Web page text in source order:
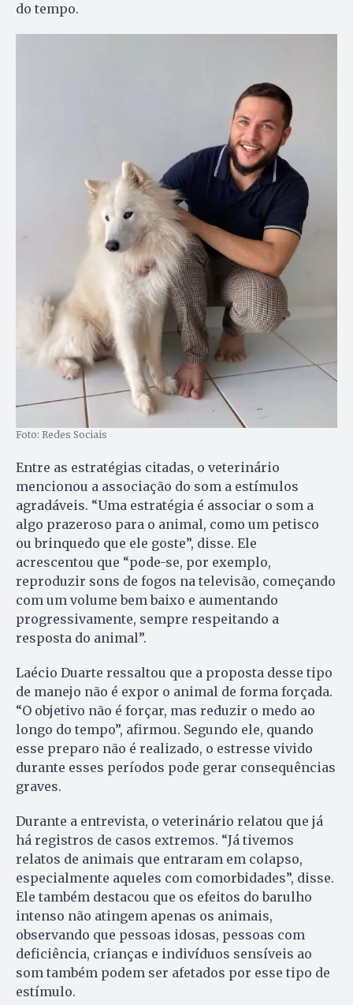
do tempo.
Foto: Redes Sociais
Entre as estratégias citadas, o veterinário
mencionou a associação do som a estímulos
agradáveis. “Uma estratégia é associar o som a
algo prazeroso para o animal, como um petisco
ou brinquedo que ele goste”, disse. Ele
acrescentou que “pode-se, por exemplo,
reproduzir sons de fogos na televisão, começando
com um volume bem baixo e aumentando
progressivamente, sempre respeitando a
resposta do animal”.
Laécio Duarte ressaltou que a proposta desse tipo
de manejo não é expor o animal de forma forçada.
“O objetivo não é forçar, mas reduzir o medo ao
longo do tempo”, afirmou. Segundo ele, quando
esse preparo não é realizado, o estresse vivido
durante esses períodos pode gerar consequências
graves.
Durante a entrevista, o veterinário relatou que já
há registros de casos extremos. “Já tivemos
relatos de animais que entraram em colapso,
especialmente aqueles com comorbidades”, disse.
Ele também destacou que os efeitos do barulho
intenso não atingem apenas os animais,
observando que pessoas idosas, pessoas com
deficiência, crianças e indivíduos sensíveis ao
som também podem ser afetados por esse tipo de
estímulo.